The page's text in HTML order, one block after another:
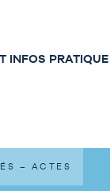
INFOS
– ACTES